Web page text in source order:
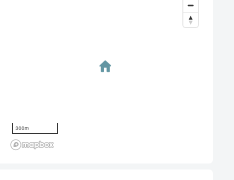
300m